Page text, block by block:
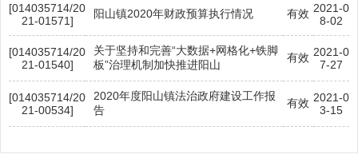
[014035714/20
21-01571]
阳山镇2020年财政预算执行情况 有效 2021-0
8-02
[014035714/20
21-01540]
关于坚持和完善“大数据+网格化+铁脚
板”治理机制加快推进阳山
有效 2021-0
7-27
[014035714/20
21-00534]
2020年度阳山镇法治政府建设工作报
告
有效 2021-0
3-15